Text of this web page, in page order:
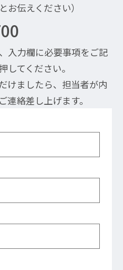
お伝えください）
入力欄に必要事項をご記
してください。
けましたら、担当者が内
連絡差し上げます。